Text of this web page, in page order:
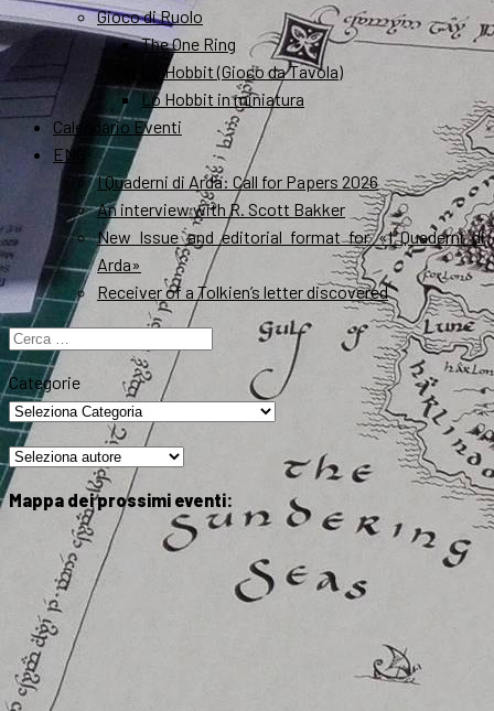
Gioco di Ruolo
The One Ring
Lo Hobbit (Gioco da Tavola)
Lo Hobbit in miniatura
Calendario Eventi
ENG
I Quaderni di Arda: Call for Papers 2026
An interview with R. Scott Bakker
New Issue and editorial format for «I Quaderni di
Arda»
Receiver of a Tolkien’s letter discovered
Ricerca
per:
Categorie
Mappa dei prossimi eventi: